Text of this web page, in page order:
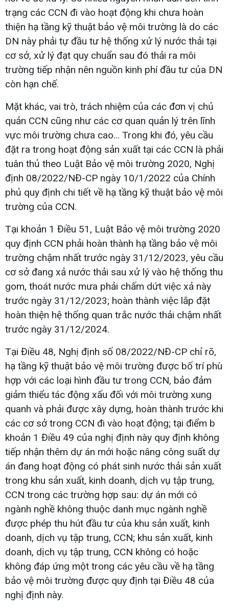
trạng các CCN đi vào hoạt động khi chưa hoàn
thiện hạ tầng kỹ thuật bảo vệ môi trường là do các
DN này phải tự đầu tư hệ thống xử lý nước thải tại
cơ sở, xử lý đạt quy chuẩn sau đó thải ra môi
trường tiếp nhận nên nguồn kinh phí đầu tư của DN
còn hạn chế.
Mặt khác, vai trò, trách nhiệm của các đơn vị chủ
quản CCN cũng như các cơ quan quản lý trên lĩnh
vực môi trường chưa cao... Trong khi đó, yêu cầu
đặt ra trong hoạt động sản xuất tại các CCN là phải
tuân thủ theo Luật Bảo vệ môi trường 2020, Nghị
định 08/2022/NĐ-CP ngày 10/1/2022 của Chính
phủ quy định chi tiết về hạ tầng kỹ thuật bảo vệ môi
trường của CCN.
Tại khoản 1 Điều 51, Luật Bảo vệ môi trường 2020
quy định CCN phải hoàn thành hạ tầng bảo vệ môi
trường chậm nhất trước ngày 31/12/2023, yêu cầu
cơ sở đang xả nước thải sau xử lý vào hệ thống thu
gom, thoát nước mưa phải chấm dứt việc xả này
trước ngày 31/12/2023; hoàn thành việc lắp đặt
hoàn thiện hệ thống quan trắc nước thải chậm nhất
trước ngày 31/12/2024.
Tại Điều 48, Nghị định số 08/2022/NĐ-CP chỉ rõ,
hạ tầng kỹ thuật bảo vệ môi trường được bố trí phù
hợp với các loại hình đầu tư trong CCN, bảo đảm
giảm thiểu tác động xấu đối với môi trường xung
quanh và phải được xây dựng, hoàn thành trước khi
các cơ sở trong CCN đi vào hoạt động; tại điểm b
khoản 1 Điều 49 của nghị định này quy định không
tiếp nhận thêm dự án mới hoặc nâng công suất dự
án đang hoạt động có phát sinh nước thải sản xuất
trong khu sản xuất, kinh doanh, dịch vụ tập trung,
CCN trong các trường hợp sau: dự án mới có
ngành nghề không thuộc danh mục ngành nghề
được phép thu hút đầu tư của khu sản xuất, kinh
doanh, dịch vụ tập trung, CCN; khu sản xuất, kinh
doanh, dịch vụ tập trung, CCN không có hoặc
không đáp ứng một trong các yêu cầu về hạ tầng
bảo vệ môi trường được quy định tại Điều 48 của
nghị định này.